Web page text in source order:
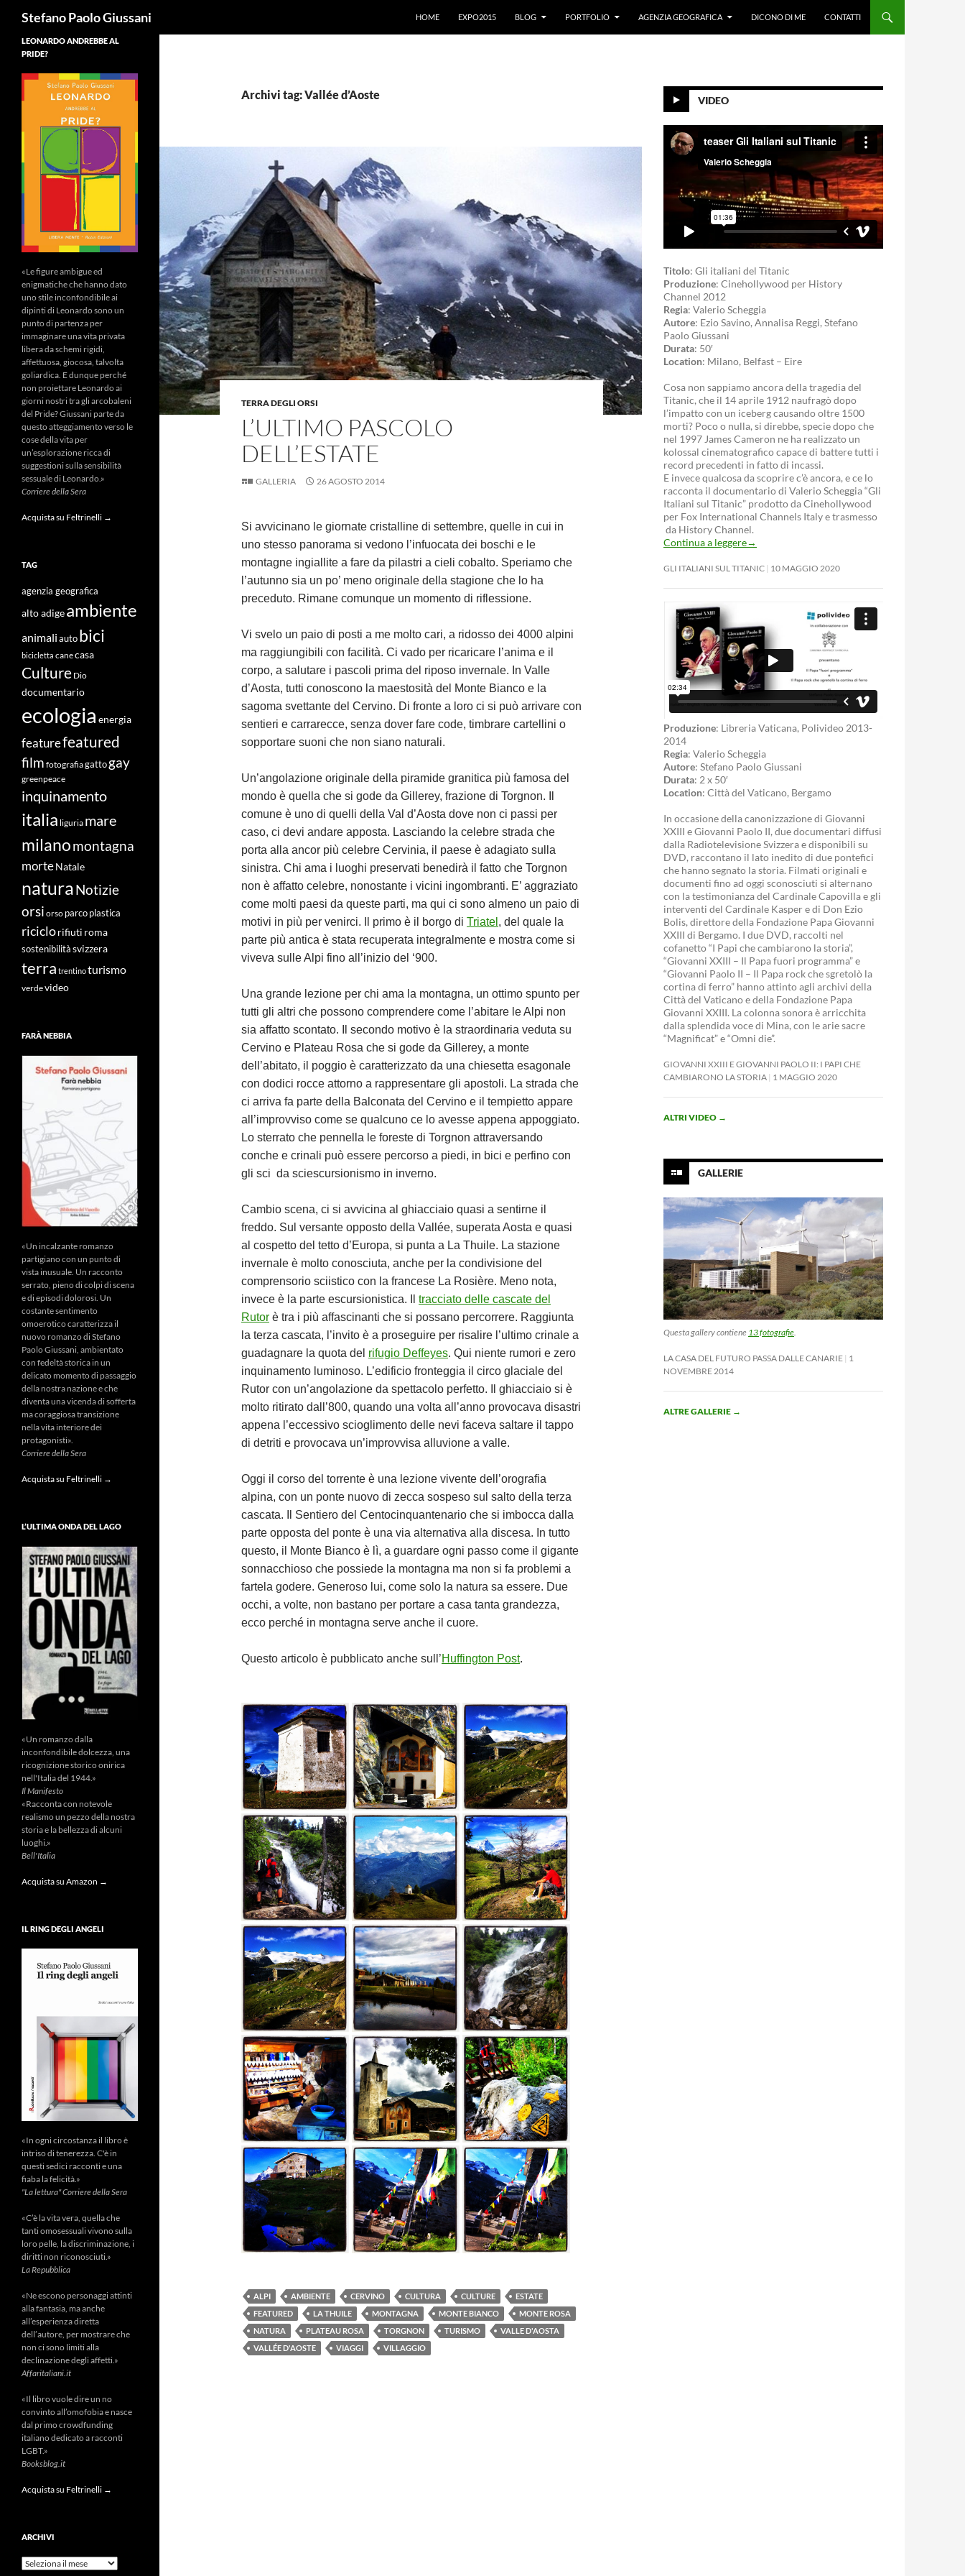
Stefano Paolo Giussani
HOME
EXPO2015 BLOG PORTFOLIO AGENZIA GEOGRAFICA DICONO DI ME CONTATTI
Archivi tag: Vallée d’Aoste
TERRA DEGLI ORSI
L’ULTIMO PASCOLO
DELL’ESTATE
GALLERIA 26 AGOSTO 2014
Si avvicinano le giornate cristalline di settembre, quelle in cui in
uno stesso panorama si vedono l’infuocata dei boschi e le
montagne ingiallite a fare da pilastri a cieli cobalto. Speriamo che
l’autunno sia un po’ meno originale della stagione che lo ha
preceduto. Rimane comunque un momento di riflessione.
Vi svelo un paio di posti a me molto cari, a ridosso dei 4000 alpini
ma raggiungibili con facilità. Ci vado per ricaricare l’anima e il
corpo, a salutare i pascoli prima del riposo invernale. In Valle
d’Aosta, tutti conoscono la maestosità del Monte Bianco e la
sagoma svettante del Cervino. Di fronte a loro ci si può arrivare con
sentieri e carrarecce, senza dover fare code, timbrare cartellini o
sopportare suoni che non siano naturali.
Un’angolazione originale della piramide granitica più famosa del
mondo è quella che si gode da Gillerey, frazione di Torgnon. Il
comune è uno di quelli della Val d’Aosta dove non ci passi per
caso, ci devi andare apposta. Lasciando la celebre strada che
porta alla ancor più celebre Cervinia, il paese è adagiato sulla
sinistra. Chi ama i luoghi preservati benedirà il fatto che Torgnon
non è affatto celebre, nonostante i vicini ingombranti. E’ aggraziato
come molti paesi da queste parti, ma qui ci sono almeno un paio di
motivi in più per venirci. Il primo è il borgo di Triatel , del quale la
parte più antica è stata recuperata integralmente e mostra come si
viveva sulle Alpi fino all’inizio del ‘900.
Una grande lezione per chi ama la montagna, un ottimo spunto per
tutti gli altri che possono comprendere come l’abitare le Alpi non
sia affatto scontato. Il secondo motivo è la straordinaria veduta su
Cervino e Plateau Rosa che si gode da Gillerey, a monte
dell’abitato, il poggio è caratterizzato da una chiesetta esagonale
con dodici rocce attorno a rappresentare gli apostoli. La strada che
ci arriva fa parte della Balconata del Cervino e il tempietto appare
all’improvviso come se qualcuno ce lo avesse appena appoggiato.
Lo sterrato che pennella le foreste di Torgnon attraversando
conche e crinali può essere percorso a piedi, in bici e perfino con
gli sci da sciescursionismo in inverno.
Cambio scena, ci si avvicina al ghiacciaio quasi a sentirne il
freddo. Sul versante opposto della Vallée, superata Aosta e quasi
al cospetto del tetto d’Europa, si punta a La Thuile. La stazione
invernale è molto conosciuta, anche per la condivisione del
comprensorio sciistico con la francese La Rosière. Meno nota,
invece è la parte escursionistica. Il tracciato delle cascate del
Rutor è tra i più affascinanti che si possano percorrere. Raggiunta
la terza cascata, l’invito è a proseguire per risalire l’ultimo crinale a
guadagnare la quota del rifugio Deffeyes. Qui niente rumori e zero
inquinamento luminoso. L’edificio fronteggia il circo glaciale del
Rutor con un’angolazione da spettacolo perfetto. Il ghiacciaio si è
molto ritirato dall’800, quando una volta all’anno provocava disastri
appena l’eccessivo scioglimento delle nevi faceva saltare il tappo
di detriti e provocava un’improvvisa alluvione a valle.
Oggi il corso del torrente è una lezione vivente dell’orografia
alpina, con un ponte nuovo di zecca sospeso sul salto della terza
cascata. Il Sentiero del Centocinquantenario che si imbocca dalla
parte opposta del ponte è una via alternativa alla discesa. In tutto
questo, il Monte Bianco è lì, a guardare ogni passo come il gigante
sonnacchioso che possiede la montagna ma non si fa problemi a
fartela godere. Generoso lui, come solo la natura sa essere. Due
occhi, a volte, non bastano per portare a casa tanta grandezza,
ecco perché in montagna serve anche il cuore.
Questo articolo è pubblicato anche sull’Huffington Post.
ALPI AMBIENTE CERVINO CULTURA CULTURE
ESTATE
FEATURED
LA THUILE MONTAGNA MONTE BIANCO
MONTE ROSA
NATURA
PLATEAU ROSA TORGNON TURISMO
VALLE D'AOSTA
VALLÉE D'AOSTE
VIAGGI VILLAGGIO
VIDEO
Titolo: Gli italiani del Titanic
Produzione: Cinehollywood per History
Channel 2012
Regia: Valerio Scheggia
Autore: Ezio Savino, Annalisa Reggi, Stefano
Paolo Giussani
Durata: 50′
Location: Milano, Belfast – Eire
Cosa non sappiamo ancora della tragedia del
Titanic, che il 14 aprile 1912 naufragò dopo
l’impatto con un iceberg causando oltre 1500
morti? Poco o nulla, si direbbe, specie dopo che
nel 1997 James Cameron ne ha realizzato un
kolossal cinematografico capace di battere tutti i
record precedenti in fatto di incassi.
E invece qualcosa da scoprire c’è ancora, e ce lo
racconta il documentario di Valerio Scheggia “Gli
Italiani sul Titanic” prodotto da Cinehollywood
per Fox International Channels Italy e trasmesso
da History Channel.
Continua a leggere→
GLI ITALIANI SUL TITANIC 10 MAGGIO 2020
Produzione: Libreria Vaticana, Polivideo 2013-
2014
Regia: Valerio Scheggia
Autore: Stefano Paolo Giussani
Durata: 2 x 50′
Location: Città del Vaticano, Bergamo
In occasione della canonizzazione di Giovanni
XXIII e Giovanni Paolo II, due documentari diffusi
dalla Radiotelevisione Svizzera e disponibili su
DVD, raccontano il lato inedito di due pontefici
che hanno segnato la storia. Filmati originali e
documenti fino ad oggi sconosciuti si alternano
con la testimonianza del Cardinale Capovilla e gli
interventi del Cardinale Kasper e di Don Ezio
Bolis, direttore della Fondazione Papa Giovanni
XXIII di Bergamo. I due DVD, raccolti nel
cofanetto “I Papi che cambiarono la storia”,
“Giovanni XXIII – Il Papa fuori programma” e
“Giovanni Paolo II – Il Papa rock che sgretolò la
cortina di ferro” hanno attinto agli archivi della
Città del Vaticano e della Fondazione Papa
Giovanni XXIII. La colonna sonora è arricchita
dalla splendida voce di Mina, con le arie sacre
“Magnificat” e “Omni die”.
GIOVANNI XXIII E GIOVANNI PAOLO II: I PAPI CHE
CAMBIARONO LA STORIA 1 MAGGIO 2020
ALTRI VIDEO →
GALLERIE
Questa gallery contiene 13 fotografie.
LA CASA DEL FUTURO PASSA DALLE CANARIE 1
NOVEMBRE 2014
ALTRE GALLERIE →
LEONARDO ANDREBBE AL
PRIDE?
«Le figure ambigue ed
enigmatiche che hanno dato
uno stile inconfondibile ai
dipinti di Leonardo sono un
punto di partenza per
immaginare una vita privata
libera da schemi rigidi,
affettuosa, giocosa, talvolta
goliardica. E dunque perché
non proiettare Leonardo ai
giorni nostri tra gli arcobaleni
del Pride? Giussani parte da
questo atteggiamento verso le
cose della vita per
un’esplorazione ricca di
suggestioni sulla sensibilità
sessuale di Leonardo.»
Corriere della Sera
Acquista su Feltrinelli →
TAG
agenzia geografica
alto adigeambiente
animali auto bici
bicicletta canecasa
Culture Dio
documentario
ecologia energia
featurefeatured
film fotografiagatto gay
greenpeace
inquinamento
italia liguria mare
milanomontagna
morteNatale
naturaNotizie
orsi orso parco plastica
riciclorifiuti roma
sostenibilità svizzera
terra trentinoturismo
verdevideo
FARÀ NEBBIA
«Un incalzante romanzo
partigiano con un punto di
vista inusuale. Un racconto
serrato, pieno di colpi di scena
e di episodi dolorosi. Un
costante sentimento
omoerotico caratterizza il
nuovo romanzo di Stefano
Paolo Giussani, ambientato
con fedeltà storica in un
delicato momento di passaggio
della nostra nazione e che
diventa una vicenda di sofferta
ma coraggiosa transizione
nella vita interiore dei
protagonisti».
Corriere della Sera
Acquista su Feltrinelli →
L’ULTIMA ONDA DEL LAGO
«Un romanzo dalla
inconfondibile dolcezza, una
ricognizione storico onirica
nell'Italia del 1944.»
Il Manifesto
«Racconta con notevole
realismo un pezzo della nostra
storia e la bellezza di alcuni
luoghi.»
Bell'Italia
Acquista su Amazon →
IL RING DEGLI ANGELI
«In ogni circostanza il libro è
intriso di tenerezza. C'è in
questi sedici racconti e una
fiaba la felicità.»
"La lettura" Corriere della Sera
«C’è la vita vera, quella che
tanti omosessuali vivono sulla
loro pelle, la discriminazione, i
diritti non riconosciuti.»
La Repubblica
«Ne escono personaggi attinti
alla fantasia, ma anche
all’esperienza diretta
dell’autore, per mostrare che
non ci sono limiti alla
declinazione degli affetti.»
Affaritaliani.it
«Il libro vuole dire un no
convinto all’omofobia e nasce
dal primo crowdfunding
italiano dedicato a racconti
LGBT.»
Booksblog.it
Acquista su Feltrinelli →
ARCHIVI
Archivi